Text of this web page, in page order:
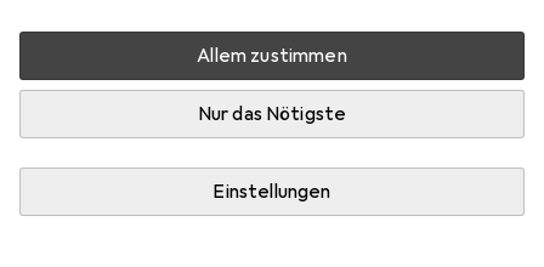
Allem zustimmen
Nur das Nötigste
Einstellungen
Lieferort angeben für genaue Lieferzeit
In den Warenkorb